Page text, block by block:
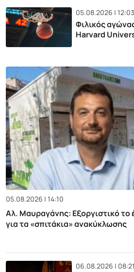
05.08.2026 | 12:03
Φιλικός
Harvard
05.08.2026 | 14:10
Αλ. Μαυραγάνης: Εξοργιστικό
για τα «σπιτάκια» ανακύκλωσης
06.08.2026 | 08:21